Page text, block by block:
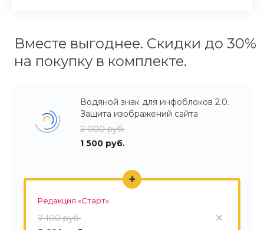
Вместе выгоднее. Скидки до 30%
на покупку в комплекте.
Водяной знак для инфоблоков 2.0.
Защита изображений сайта
2 000 руб.
1 500 руб.
Редакция «Старт»
7 100 руб.
+